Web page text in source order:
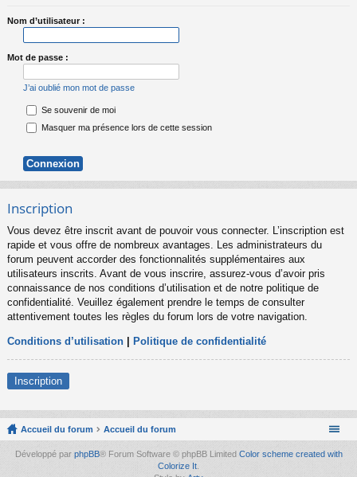
Nom d’utilisateur :
Mot de passe :
J’ai oublié mon mot de passe
Se souvenir de moi
Masquer ma présence lors de cette session
Inscription
Vous devez être inscrit avant de pouvoir vous connecter. L’inscription est
rapide et vous offre de nombreux avantages. Les administrateurs du
forum peuvent accorder des fonctionnalités supplémentaires aux
utilisateurs inscrits. Avant de vous inscrire, assurez-vous d’avoir pris
connaissance de nos conditions d’utilisation et de notre politique de
confidentialité. Veuillez également prendre le temps de consulter
attentivement toutes les règles du forum lors de votre navigation.
Conditions d’utilisation Politique de confidentialité
Inscription
Accueil du forum Accueil du forum
Développé par phpBB® Forum Software © phpBB Limited Color scheme created with
Colorize It.